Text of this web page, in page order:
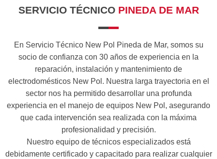
SERVICIO TÉCNICO PINEDA DE MAR
En Servicio Técnico New Pol Pineda de Mar, somos su
socio de confianza con 30 años de experiencia en la
reparación, instalación y mantenimiento de
electrodomésticos New Pol. Nuestra larga trayectoria en el
sector nos ha permitido desarrollar una profunda
experiencia en el manejo de equipos New Pol, asegurando
que cada intervención sea realizada con la máxima
profesionalidad y precisión.
Nuestro equipo de técnicos especializados está
debidamente certificado y capacitado para realizar cualquier